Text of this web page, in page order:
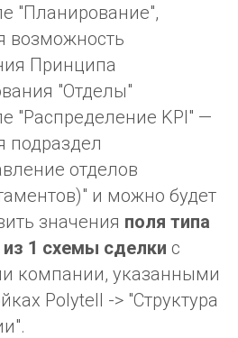
"Планирование",
возможность
Принципа
"Отделы"
"Распределение KPI" —
подраздел
отделов
и можно будет
значения поля типа
1 схемы сделки с
компании, указанными
Polytell -> "Структура